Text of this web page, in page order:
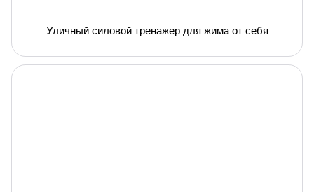
Уличный силовой тренажер для жима от себя